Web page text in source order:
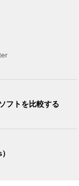
フトを比較する